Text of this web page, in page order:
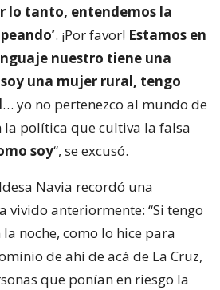
lo tanto, entendemos la
. ¡Por favor! Estamos en
nuestro tiene una
una mujer rural, tengo
… yo no pertenezco al mundo de
la política que cultiva la falsa
soy“, se excusó.
Navia recordó una
vivido anteriormente: “Si tengo
noche, como lo hice para
de ahí de acá de La Cruz,
que ponían en riesgo la